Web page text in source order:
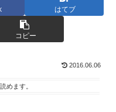
はてブ
コピー
2016.06.06
めます。